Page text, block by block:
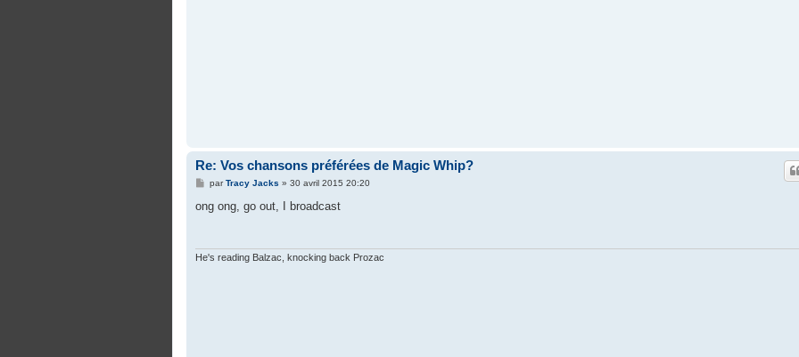
Re: Vos chansons préférées de Magic Whip?
M
s
s
parTracy Jacks » 30 avril 2015 20:20
ong ong, go out, I broadcast
He's reading Balzac, knocking back Prozac